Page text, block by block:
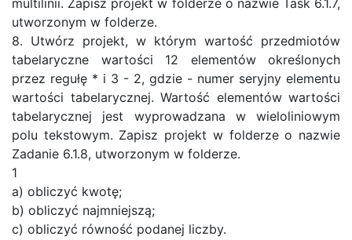
multilinii. Zapisz projekt w folderze o nazwie Task 6.1.7,
utworzonym w folderze.
8. Utwórz projekt, w którym wartość przedmiotów
tabelaryczne wartości 12 elementów określonych
przez regułę * i 3 - 2, gdzie - numer seryjny elementu
wartości tabelarycznej. Wartość elementów wartości
tabelarycznej jest wyprowadzana w wieloliniowym
polu tekstowym. Zapisz projekt w folderze o nazwie
Zadanie 6.1.8, utworzonym w folderze.
1
a) obliczyć kwotę;
b) obliczyć najmniejszą;
c) obliczyć równość podanej liczby.